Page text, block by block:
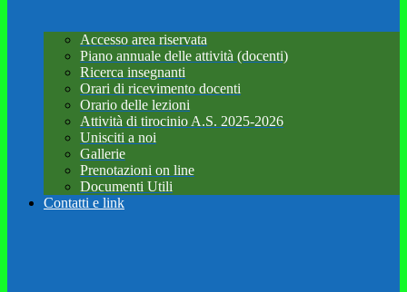
Accesso area riservata
Piano annuale delle attività (docenti)
Ricerca insegnanti
Orari di ricevimento docenti
Orario delle lezioni
Attività di tirocinio A.S. 2025-2026
Unisciti a noi
Gallerie
Prenotazioni on line
Documenti Utili
Contatti e link